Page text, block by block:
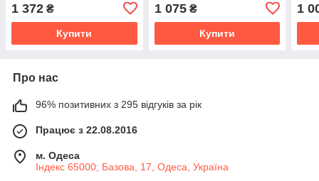
1 372 ₴
Купити
1 075₴
Купити
1
Про нас
96% позитивних з 295 відгуків за рік
Працює з 22.08.2016
м. Одеса
Індекс 65000; Базова, 17, Одеса, Україна